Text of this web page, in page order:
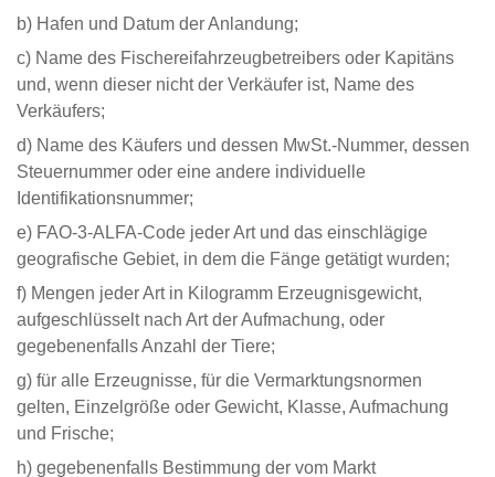
b) Hafen und Datum der Anlandung;
c) Name des Fischereifahrzeugbetreibers oder Kapitäns
und, wenn dieser nicht der Verkäufer ist, Name des
Verkäufers;
d) Name des Käufers und dessen MwSt.-Nummer, dessen
Steuernummer oder eine andere individuelle
Identifikationsnummer;
e) FAO-3-ALFA-Code jeder Art und das einschlägige
geografische Gebiet, in dem die Fänge getätigt wurden;
f) Mengen jeder Art in Kilogramm Erzeugnisgewicht,
aufgeschlüsselt nach Art der Aufmachung, oder
gegebenenfalls Anzahl der Tiere;
g) für alle Erzeugnisse, für die Vermarktungsnormen
gelten, Einzelgröße oder Gewicht, Klasse, Aufmachung
und Frische;
h) gegebenenfalls Bestimmung der vom Markt